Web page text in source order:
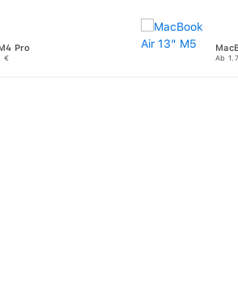
Pro
€ Ab